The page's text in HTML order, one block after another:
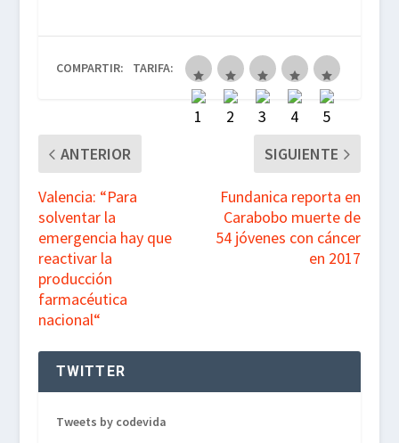
r
COMPARTIR: TARIFA:
ANTERIOR
Valencia: “Para
solventar la
emergencia hay que
reactivar la
producción
farmacéutica
nacional“
SIGUIENTE
Fundanica reporta en
Carabobo muerte de
54 jóvenes con cáncer
en 2017
TWITTER
Tweets by codevida